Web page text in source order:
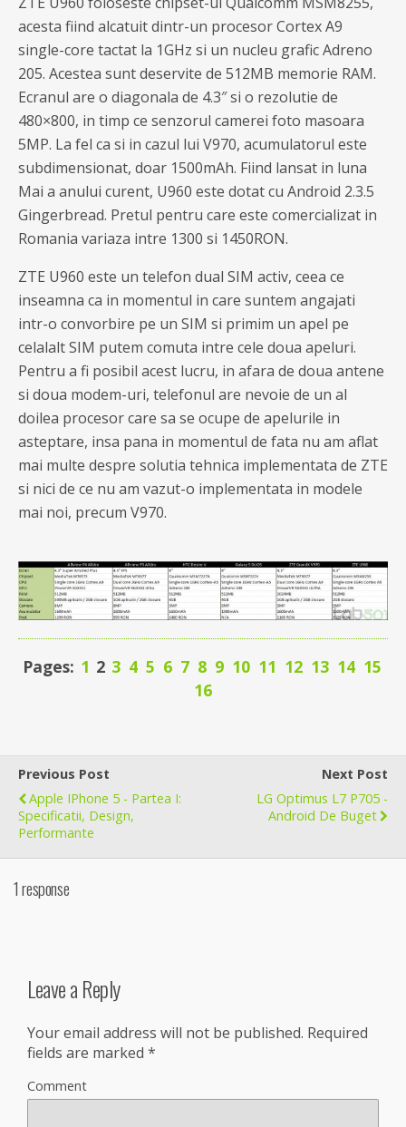
acesta fiind alcatuit dintr-un procesor Cortex A9
single-core tactat la 1GHz si un nucleu grafic Adreno
205. Acestea sunt deservite de 512MB memorie RAM.
Ecranul are o diagonala de 4.3″ si o rezolutie de
480×800, in timp ce senzorul camerei foto masoara
5MP. La fel ca si in cazul lui V970, acumulatorul este
subdimensionat, doar 1500mAh. Fiind lansat in luna
Mai a anului curent, U960 este dotat cu Android 2.3.5
Gingerbread. Pretul pentru care este comercializat in
Romania variaza intre 1300 si 1450RON.
ZTE U960 este un telefon dual SIM activ, ceea ce
inseamna ca in momentul in care suntem angajati
intr-o convorbire pe un SIM si primim un apel pe
celalalt SIM putem comuta intre cele doua apeluri.
Pentru a fi posibil acest lucru, in afara de doua antene
si doua modem-uri, telefonul are nevoie de un al
doilea procesor care sa se ocupe de apelurile in
asteptare, insa pana in momentul de fata nu am aflat
mai multe despre solutia tehnica implementata de ZTE
si nici de ce nu am vazut-o implementata in modele
mai noi, precum V970.
Pages: 1 2 3 4 5 6 7 8 9 10 11 12 13 14 15
16
Previous Post
Apple IPhone 5 - Partea I:
Specificatii, Design,
Performante
Next Post
LG Optimus L7 P705 -
Android De Buget
1 response
Leave a Reply
Your email address will not be published. Required
fields are marked *
Comment